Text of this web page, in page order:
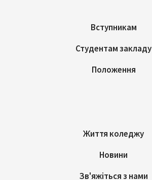
Вступникам
Студентам закладу
Положення
Життя коледжу
Новини
Зв'яжіться з нами